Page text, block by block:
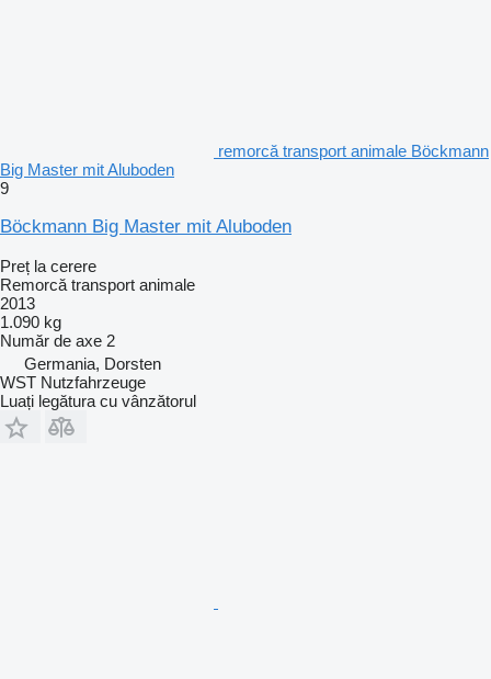
remorcă transport animale Böckmann
Big Master mit Aluboden
9
Böckmann Big Master mit Aluboden
Preț la cerere
Remorcă transport animale
2013
1.090 kg
Număr de axe 2
Germania, Dorsten
WST Nutzfahrzeuge
Luați legătura cu vânzătorul